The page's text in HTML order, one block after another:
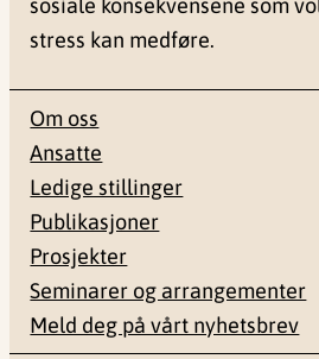
sosiale konsekvensene som
stress kan medføre.
Om oss
Ansatte
Ledige stillinger
Publikasjoner
Prosjekter
Seminarer og arrangementer
Meld deg på vårt nyhetsbrev